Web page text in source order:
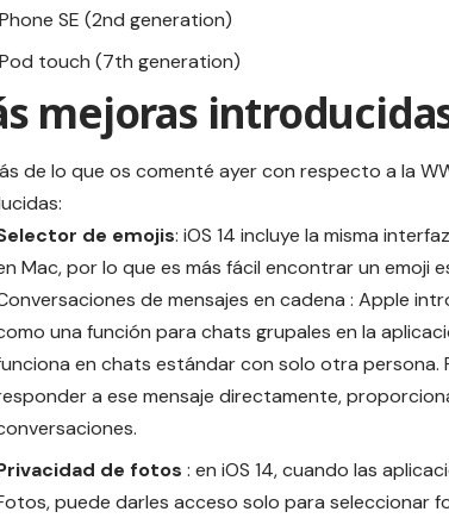
SE (2nd generation)
touch (7th generation)
mejoras
de lo que os comenté ayer con respecto a la
de emojis: iOS 14 incluye la misma
Mac, por lo que es más fácil encontrar un emoji
de mensajes en cadena : Apple
una función para chats grupales en la
en chats estándar con solo otra persona.
a ese mensaje directamente,
de fotos : en iOS 14, cuando las
puede darles acceso solo para seleccionar